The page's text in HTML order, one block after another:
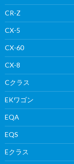
CR-Z
CX-5
CX-60
CX-8
Cクラス
EKワゴン
EQA
EQS
Eクラス